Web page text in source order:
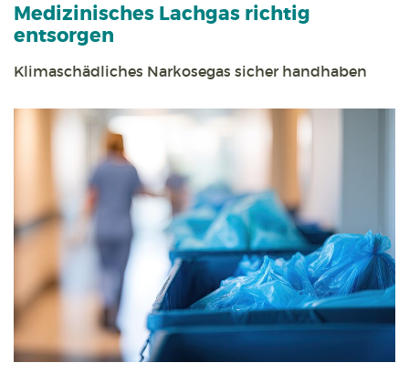
Medizinisches Lachgas richtig
entsorgen
Klimaschädliches Narkosegas sicher handhaben